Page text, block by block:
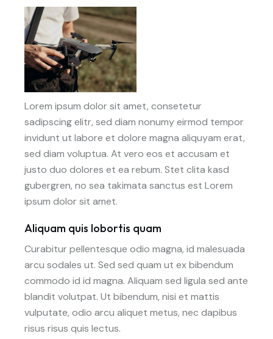
Lorem ipsum dolor sit amet, consetetur
sadipscing elitr, sed diam nonumy eirmod tempor
invidunt ut labore et dolore magna aliquyam erat,
sed diam voluptua. At vero eos et accusam et
justo duo dolores et ea rebum. Stet clita kasd
gubergren, no sea takimata sanctus est Lorem
ipsum dolor sit amet.
Aliquam quis lobortis quam
Curabitur pellentesque odio magna, id malesuada
arcu sodales ut. Sed sed quam ut ex bibendum
commodo id id magna. Aliquam sed ligula sed ante
blandit volutpat. Ut bibendum, nisi et mattis
vulputate, odio arcu aliquet metus, nec dapibus
risus risus quis lectus.